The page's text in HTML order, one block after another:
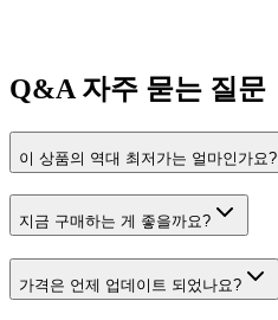
Q&A 자주 묻는 질문
이 상품의 역대 최저가는 얼마인가요?
지금 구매하는 게 좋을까요?
가격은 언제 업데이트 되었나요?